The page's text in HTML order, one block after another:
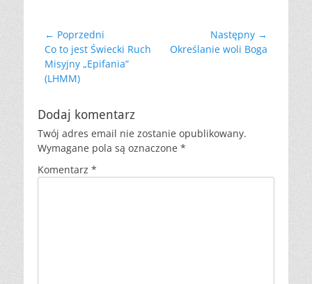
Nawigacja
wpisu
← Poprzedni
Poprzedni
wpis:
Co to jest Świecki Ruch
Misyjny „Epifania”
(LHMM)
Następny →
Następny
Określanie woli Boga
Dodaj komentarz
Twój adres email nie zostanie opublikowany.
Wymagane pola są oznaczone *
Komentarz *